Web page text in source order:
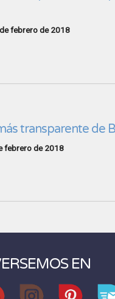
febrero de 2018
transparente de
febrero de 2018
EN